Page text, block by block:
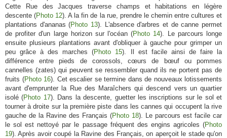
Cette Rue des Jacques traverse champs et habitations en légère
descente (Photo 12). A la fin de la rue, prendre le chemin entre cultures et
plantations d'ananas (Photo 13). L'absence d'arbres et de canne permet
de profiter d'un large horizon sur l'océan (Photo 14). Le parcours longe
ensuite plusieurs plantations avant d'obliquer à gauche pour grimper un
peu grâce à des marches (Photo 15). Il est facile ainsi de faire la
différence entre pieds de corossols, cœurs de bœuf ou pommes
cannelles (zates) qui peuvent se ressembler quand ils ne portent pas de
fruits (Photo 16). Cet escalier se termine dans de nouveaux lotissements
avant d'emprunter la Rue des Maraîchers qui descend vers un quartier
isolé (Photo 17). Dans la descente, guetter les inscriptions sur le sol et
tourner à droite sur la première piste dans les cannes qui occupent la rive
gauche de la Ravine des Français (Photo 18). Le parcours est facile car
le sol est nettoyé par le passage fréquent des engins agricoles (Photo
19). Après avoir coupé la Ravine des Français, on aperçoit le stade qu'on